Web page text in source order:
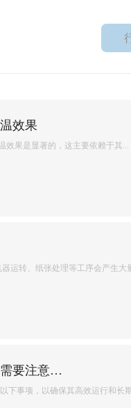
天热了就加装风扇、堆砌普通